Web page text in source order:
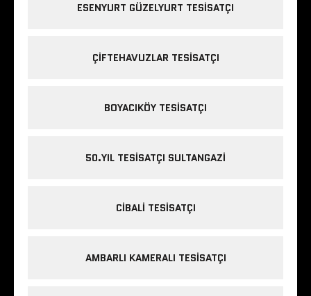
ESENYURT GÜZELYURT TESISATÇI
ÇIFTEHAVUZLAR TESISATÇI
BOYACIKÖY TESISATÇI
50.YIL TESISATÇI SULTANGAZI
CIBALI TESISATÇI
AMBARLI KAMERALI TESISATÇI